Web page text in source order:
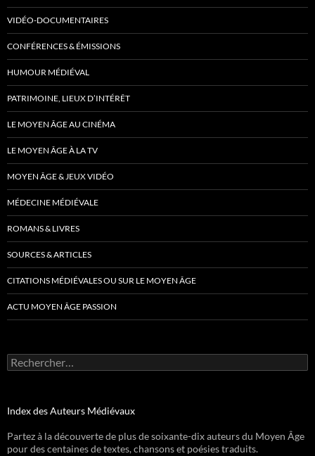
VIDÉO-DOCUMENTAIRES
CONFÉRENCES & ÉMISSIONS
HUMOUR MÉDIÉVAL
PATRIMOINE, LIEUX D’INTÉRÊT
LE MOYEN ÂGE AU CINÉMA
LE MOYEN ÂGE À LA TV
MOYEN ÂGE & JEUX VIDÉO
MÉDECINE MÉDIÉVALE
ROMANS & LIVRES
SOURCES & ARTICLES
CITATIONS MÉDIÉVALES OU SUR LE MOYEN ÂGE
ACTU MOYEN ÂGE PASSION
Rechercher :
Index des Auteurs Médiévaux
Partez à la découverte de plus de soixante-dix auteurs du Moyen Âge
pour des centaines de textes, chansons et poésies traduits.